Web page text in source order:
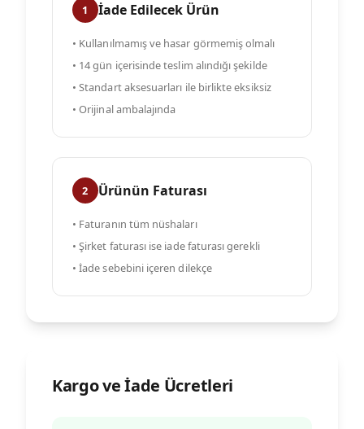
1 İade Edilecek Ürün
• Kullanılmamış ve hasar görmemiş olmalı
• 14 gün içerisinde teslim alındığı şekilde
• Standart aksesuarları ile birlikte eksiksiz
• Orijinal ambalajında
2 Ürünün Faturası
• Faturanın tüm nüshaları
• Şirket faturası ise iade faturası gerekli
• İade sebebini içeren dilekçe
Kargo ve İade Ücretleri